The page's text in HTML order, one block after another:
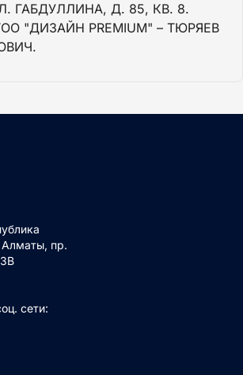
ГАБДУЛЛИНА, Д. 85, КВ. 8.
"ДИЗАЙН PREMIUM" – ТЮРЯЕВ
Алматы, пр.
сети: